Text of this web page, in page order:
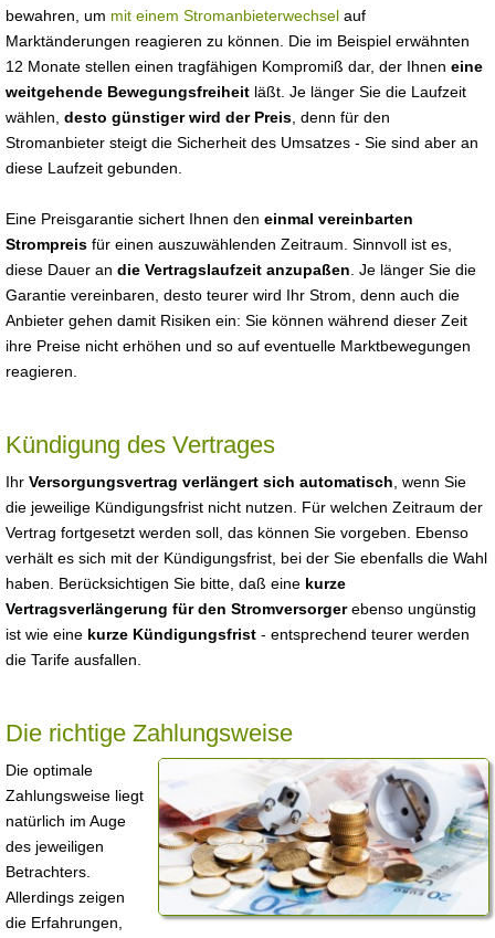
bewahren, um mit einem Stromanbieterwechsel auf
Marktänderungen reagieren zu können. Die im Beispiel erwähnten
12 Monate stellen einen tragfähigen Kompromiß dar, der Ihnen eine
weitgehende Bewegungsfreiheit läßt. Je länger Sie die Laufzeit
wählen, desto günstiger wird der Preis , denn für den
Stromanbieter steigt die Sicherheit des Umsatzes - Sie sind aber an
diese Laufzeit gebunden.
Eine Preisgarantie sichert Ihnen den einmal vereinbarten
Strompreis für einen auszuwählenden Zeitraum. Sinnvoll ist es,
diese Dauer an die Vertragslaufzeit anzupaßen . Je länger Sie die
Garantie vereinbaren, desto teurer wird Ihr Strom, denn auch die
Anbieter gehen damit Risiken ein: Sie können während dieser Zeit
ihre Preise nicht erhöhen und so auf eventuelle Marktbewegungen
reagieren.
Kündigung des Vertrages
Ihr Versorgungsvertrag verlängert sich automatisch , wenn Sie
die jeweilige Kündigungsfrist nicht nutzen. Für welchen Zeitraum der
Vertrag fortgesetzt werden soll, das können Sie vorgeben. Ebenso
verhält es sich mit der Kündigungsfrist, bei der Sie ebenfalls die Wahl
haben. Berücksichtigen Sie bitte, daß eine kurze
Vertragsverlängerung für den Stromversorgerebenso ungünstig
ist wie eine kurze Kündigungsfrist - entsprechend teurer werden
die Tarife ausfallen.
Die richtige Zahlungsweise
Die optimale
Zahlungsweise liegt
natürlich im Auge
des jeweiligen
Betrachters.
Allerdings zeigen
die Erfahrungen,